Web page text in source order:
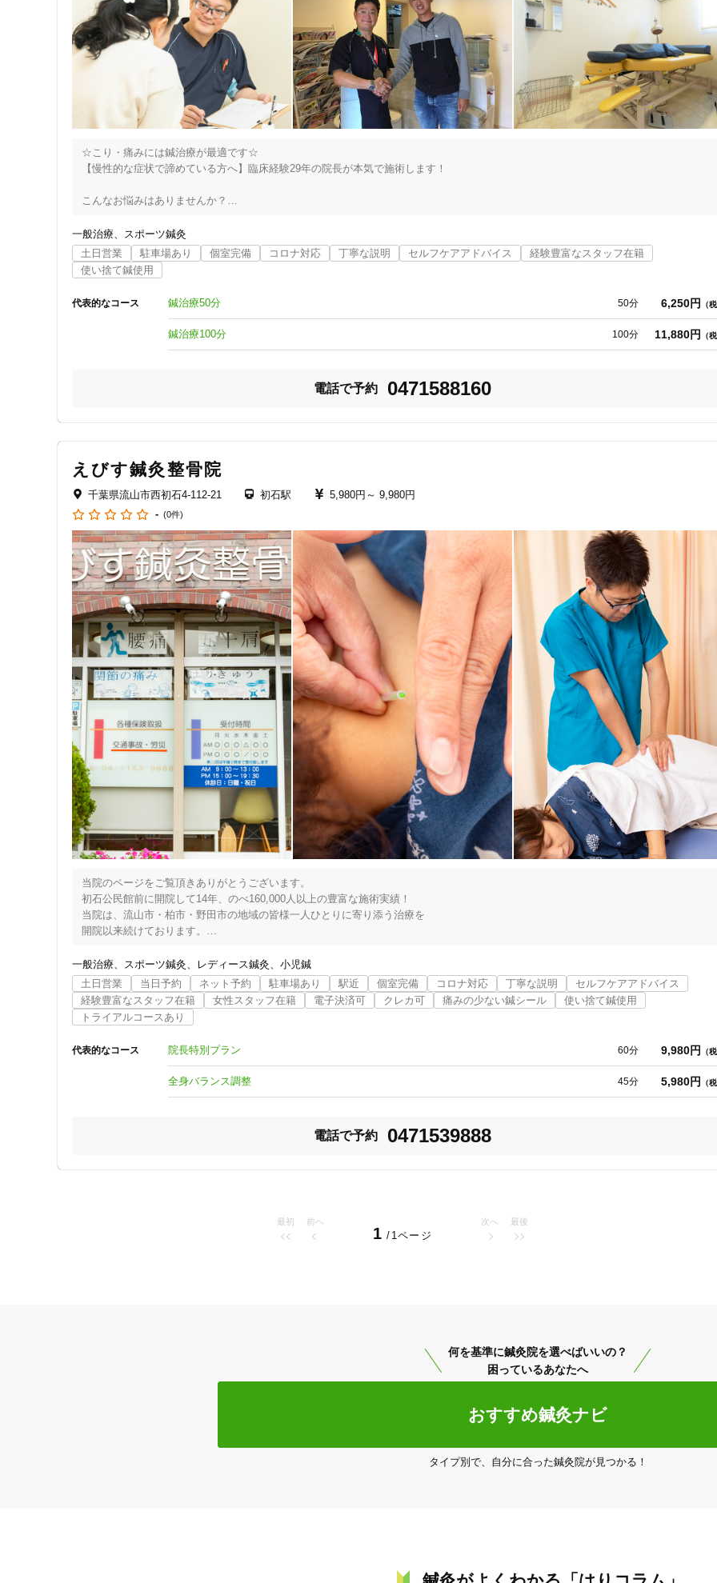
流山市 変更する
ジャンル
特徴・キーワード
受付時間の特徴
土日営業 当日予約
設備の特徴
キッズスペースあり
女性向けの特徴
女性スタッフ在籍 女性限定
接客・サービスの特徴
コロナ対応 オンラインサポートあり 丁寧な説明
チャットでの事前相談 カルテ共有 経験豊富なスタッフ在籍
施術の特徴
痛みの少ない鍼シール 使い捨て鍼使用 トライアルコースあり
支払いに関する特徴
特典あり 保険適用の相談可 地域支援クーポン可
キーワード
☆こり・痛みには鍼治療が最適です☆
【慢性的な症状で諦めている方へ】臨床経験29年の院長が本気で施術します！
こんなお悩みはありませんか？
もしあなたが
〓〓〓〓〓〓〓〓〓〓〓〓〓〓〓〓〓〓〓〓〓〓
＜腰痛や足のしびれがあり、鎮痛剤を服用しているが痛みが治まらない＞
＜「加齢による変形が原因」と言われたが特に対処法はない＞
＜膝に痛みがあり注射をしているが改善がみられない＞
＜「ストレートネックだから自分で運動して」といわれたが一向に痛みが治まらない＞
このようなことでお困りでしたら、施術経験２９年でのべ２０万人以上の臨床実績を持つ当院がお役に立てます。
ご自身の身体を前向きに変えていきたい方はぜひご来院下さい。
院長プロフィール
野崎真治　のざき鍼灸治療院院長　千葉県出身　1973年生まれ
施術歴2８年　はり師きゅう師あんまマッサージ指圧師
1995年国家資格取得後、整形外科で慢性痛専門として経験を積み、2004年開院。海外からも患者が訪れ、トップアスリートやプロスポー
ツ選手などからの信頼も厚く、延べ20万人以上に施術。
自身が腰椎分離症で歩行困難となり、トリガーポイントへの自己治療にて劇的改善したことから、トリガーポイント鍼療法を専門に研鑽
する。また自らの経験から患者や企業団体に痛み予防の講座や対策のトレーニング講習を行っている。
トリガーポイント治療の専門家として経済誌や専門誌に掲載され、またテレビ番組出演や執筆、技術セミナー開催などトリガーポイント
一般治療
スポーツ鍼灸
土日営業
駐車場あり 個室完備 コロナ対応 丁寧な説明 セルフケアアドバイス
経験豊富なスタッフ在籍
使い捨て鍼使用
代表的なコース 鍼治療50分 50分 6,250円 （
鍼治療100分 100分 11,880円 （
電話で予約 0471588160
えびす鍼灸整骨院
千葉県流山市西初石4-112-21 初石駅 5,980円～ 9,980円
- (0件)
当院のページをご覧頂きありがとうございます。
初石公民館前に開院して14年、のべ160,000人以上の豊富な施術実績！
当院は、流山市・柏市・野田市の地域の皆様一人ひとりに寄り添う治療を
開院以来続けております。
当院では、手技療法により痛みの原因となる骨格の捻じれ・歪み・ズレなどを
的確に判断し、からだのバランスを整え、筋肉の線維を整える特殊なローラーを使用し、
筋肉を丁寧に整えていきます。
また、トップアスリートも愛用する特別な電気治療を使うことで痛みを抑え、
細胞を活性化することにより早期回復につながります。
それにより、様々な身体の痛みを取り除き、骨格の歪みの矯正、自律神経の調整を行い自然治癒力を高め、原因のわからなかった身
の不調を改善いたします。　　　　　　　痛みのないソフトな手技と一人ひとりの身体の状態にあわせた丁寧な治療、
安心・安全で効果の高い施術をぜひ一度お試しください。
≛≛≛≛≛≛≛≛≛≛≛≛≛≛≛≛≛≛≛≛≛≛≛≛≛≛≛≛≛≛≛≛≛≛≛≛≛≛≛≛
一般治療 スポーツ鍼灸 レディース鍼灸
小児鍼
土日営業
当日予約 ネット予約 駐車場あり 駅近 個室完備 コロナ対応 丁寧な説明
セルフケアアドバイス
経験豊富なスタッフ在籍
女性スタッフ在籍 電子決済可 クレカ可 痛みの少ない鍼シール
使い捨て鍼使用
トライアルコースあり
代表的なコース 院長特別プラン 60分 9,980円 （
全身バランス調整 45分 5,980円 （
電話で予約 0471539888
最初 前へ
1 /1ページ
次へ 最後
何を基準に鍼灸院を選べばいいの？
困っているあなたへ
おすすめ鍼灸ナビ
タイプ別で、自分に合った鍼灸院が見つかる！